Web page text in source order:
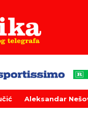
Aleksandar